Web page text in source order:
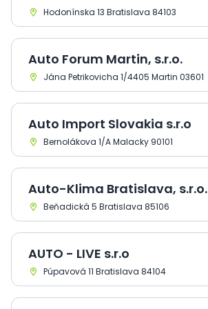
Hodonínska 13 Bratislava 84103
Auto Forum Martin, s.r.o.
Jána Petrikovicha 1/4405 Martin 03601
Auto Import Slovakia s.r.o
Bernolákova 1/A Malacky 90101
Auto-Klima Bratislava, s.r.o.
Beňadická 5 Bratislava 85106
AUTO - LIVE s.r.o
Púpavová 11 Bratislava 84104